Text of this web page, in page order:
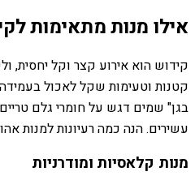
אילו מנות מתאימות
קידוש הוא אירוע קצר וקל יחסית,
קטנות וטעימות שקל לאכול
בגן" שמים דגש על חומרי גלם
עשירים. הנה כמה רעיונות למנות
מנות קלאסיות ומודרניות